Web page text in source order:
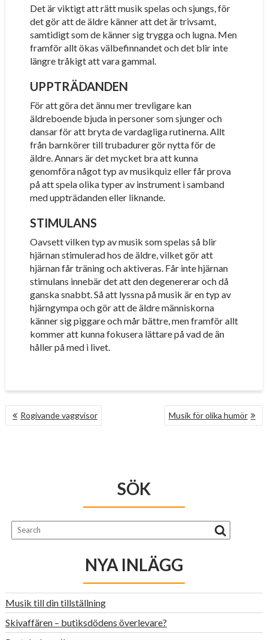
Det är viktigt att rätt musik spelas och sjungs, för
det gör att de äldre känner att det är trivsamt,
samtidigt som de känner sig trygga och lugna. Men
framför allt ökas välbefinnandet och det blir inte
längre tråkigt att vara gammal.
UPPTRÄDANDEN
För att göra det ännu mer trevligare kan
äldreboende bjuda in personer som sjunger och
dansar för att bryta de vardagliga rutinerna. Allt
från barnkörer till trubadurer gör nytta för de
äldre. Annars är det mycket bra att kunna
genomföra något typ av musikquiz eller får prova
på att spela olika typer av instrument i samband
med uppträdanden eller liknande.
STIMULANS
Oavsett vilken typ av musik som spelas så blir
hjärnan stimulerad hos de äldre, vilket gör att
hjärnan får träning och aktiveras. Får inte hjärnan
stimulans innebär det att den degenererar och då
ganska snabbt. Så att lyssna på musik är en typ av
hjärngympa och gör att de äldre människorna
känner sig piggare och mår bättre, men framför allt
kommer att kunna fokusera lättare på vad de än
håller på med i livet.
INLÄGGSNAVIGERING
Rogivande vaggvisor Musik för olika humör
SÖK
NYA INLÄGG
Musik till din tillställning
Skivaffären – butiksdödens överlevare?